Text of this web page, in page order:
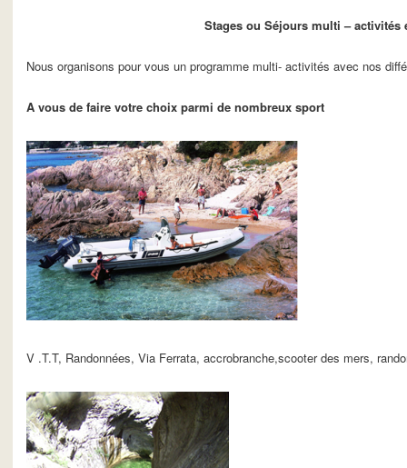
Stages ou Séjours multi – activités
Nous organisons pour vous un programme multi- activités avec nos
A vous de faire votre choix parmi de nombreux sport
V .T.T, Randonnées, Via Ferrata, accrobranche,scooter des mers,